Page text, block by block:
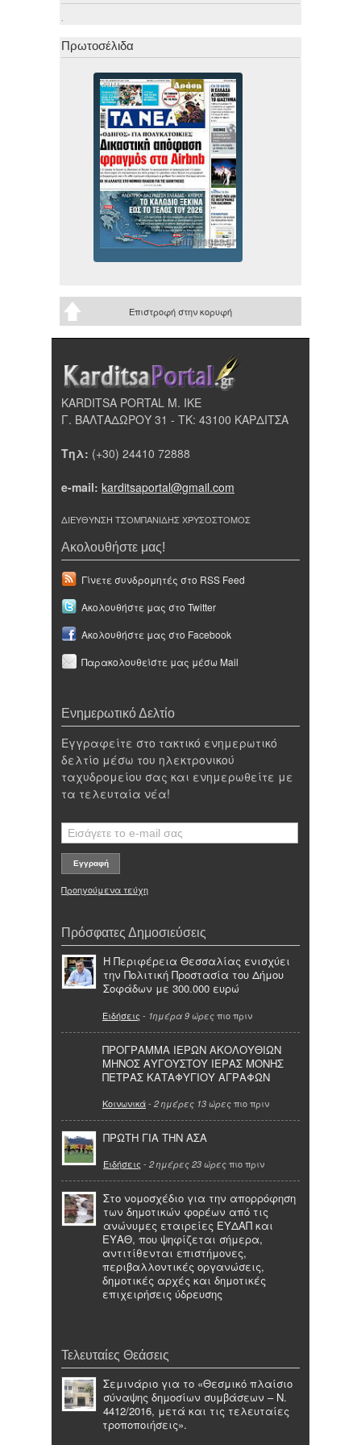
.
Πρωτοσέλιδα
Επιστροφή στην κορυφή
KARDITSA PORTAL Μ. ΙΚΕ
Γ. ΒΑΛΤΑΔΩΡΟΥ 31 - ΤΚ: 43100 ΚΑΡΔΙΤΣΑ
Τηλ: (+30) 24410 72888
e-mail: karditsaportal@gmail.com
ΔΙΕΥΘΥΝΣΗ ΤΣΟΜΠΑΝΙΔΗΣ ΧΡΥΣΟΣΤΟΜΟΣ
Ακολουθήστε μας!
Γίνετε συνδρομητές στο RSS Feed
Ακολουθήστε μας στο Twitter
Ακολουθήστε μας στο Facebook
Παρακολουθείστε μας μέσω Mail
Ενημερωτικό Δελτίο
Εγγραφείτε στο τακτικό ενημερωτικό
δελτίο μέσω του ηλεκτρονικού
ταχυδρομείου σας και ενημερωθείτε με
τα τελευταία νέα!
Προηγούμενα τεύχη
Πρόσφατες Δημοσιεύσεις
Η Περιφέρεια Θεσσαλίας ενισχύει
την Πολιτική Προστασία του Δήμου
Σοφάδων με 300.000 ευρώ
Ειδήσεις - 1ημέρα 9 ώρες πιο πριν
ΠΡΟΓΡΑΜΜΑ ΙΕΡΩΝ ΑΚΟΛΟΥΘΙΩΝ
ΜΗΝΟΣ ΑΥΓΟΥΣΤΟΥ ΙΕΡΑΣ ΜΟΝΗΣ
ΠΕΤΡΑΣ ΚΑΤΑΦΥΓΙΟΥ ΑΓΡΑΦΩΝ
Κοινωνικά- 2 ημέρες 13 ώρες πιο πριν
ΠΡΩΤΗ ΓΙΑ ΤΗΝ ΑΣΑ
Ειδήσεις - 2 ημέρες 23 ώρες πιο πριν
Στο νομοσχέδιο για την απορρόφηση
των δημοτικών φορέων από τις
ανώνυμες εταιρείες ΕΥΔΑΠ και
ΕΥΑΘ, που ψηφίζεται σήμερα,
αντιτίθενται επιστήμονες,
περιβαλλοντικές οργανώσεις,
δημοτικές αρχές και δημοτικές
επιχειρήσεις ύδρευσης
Τελευταίες Θεάσεις
Σεμινάριο για το «Θεσμικό πλαίσιο
σύναψης δημοσίων συμβάσεων – Ν.
4412/2016, μετά και τις τελευταίες
τροποποιήσεις».